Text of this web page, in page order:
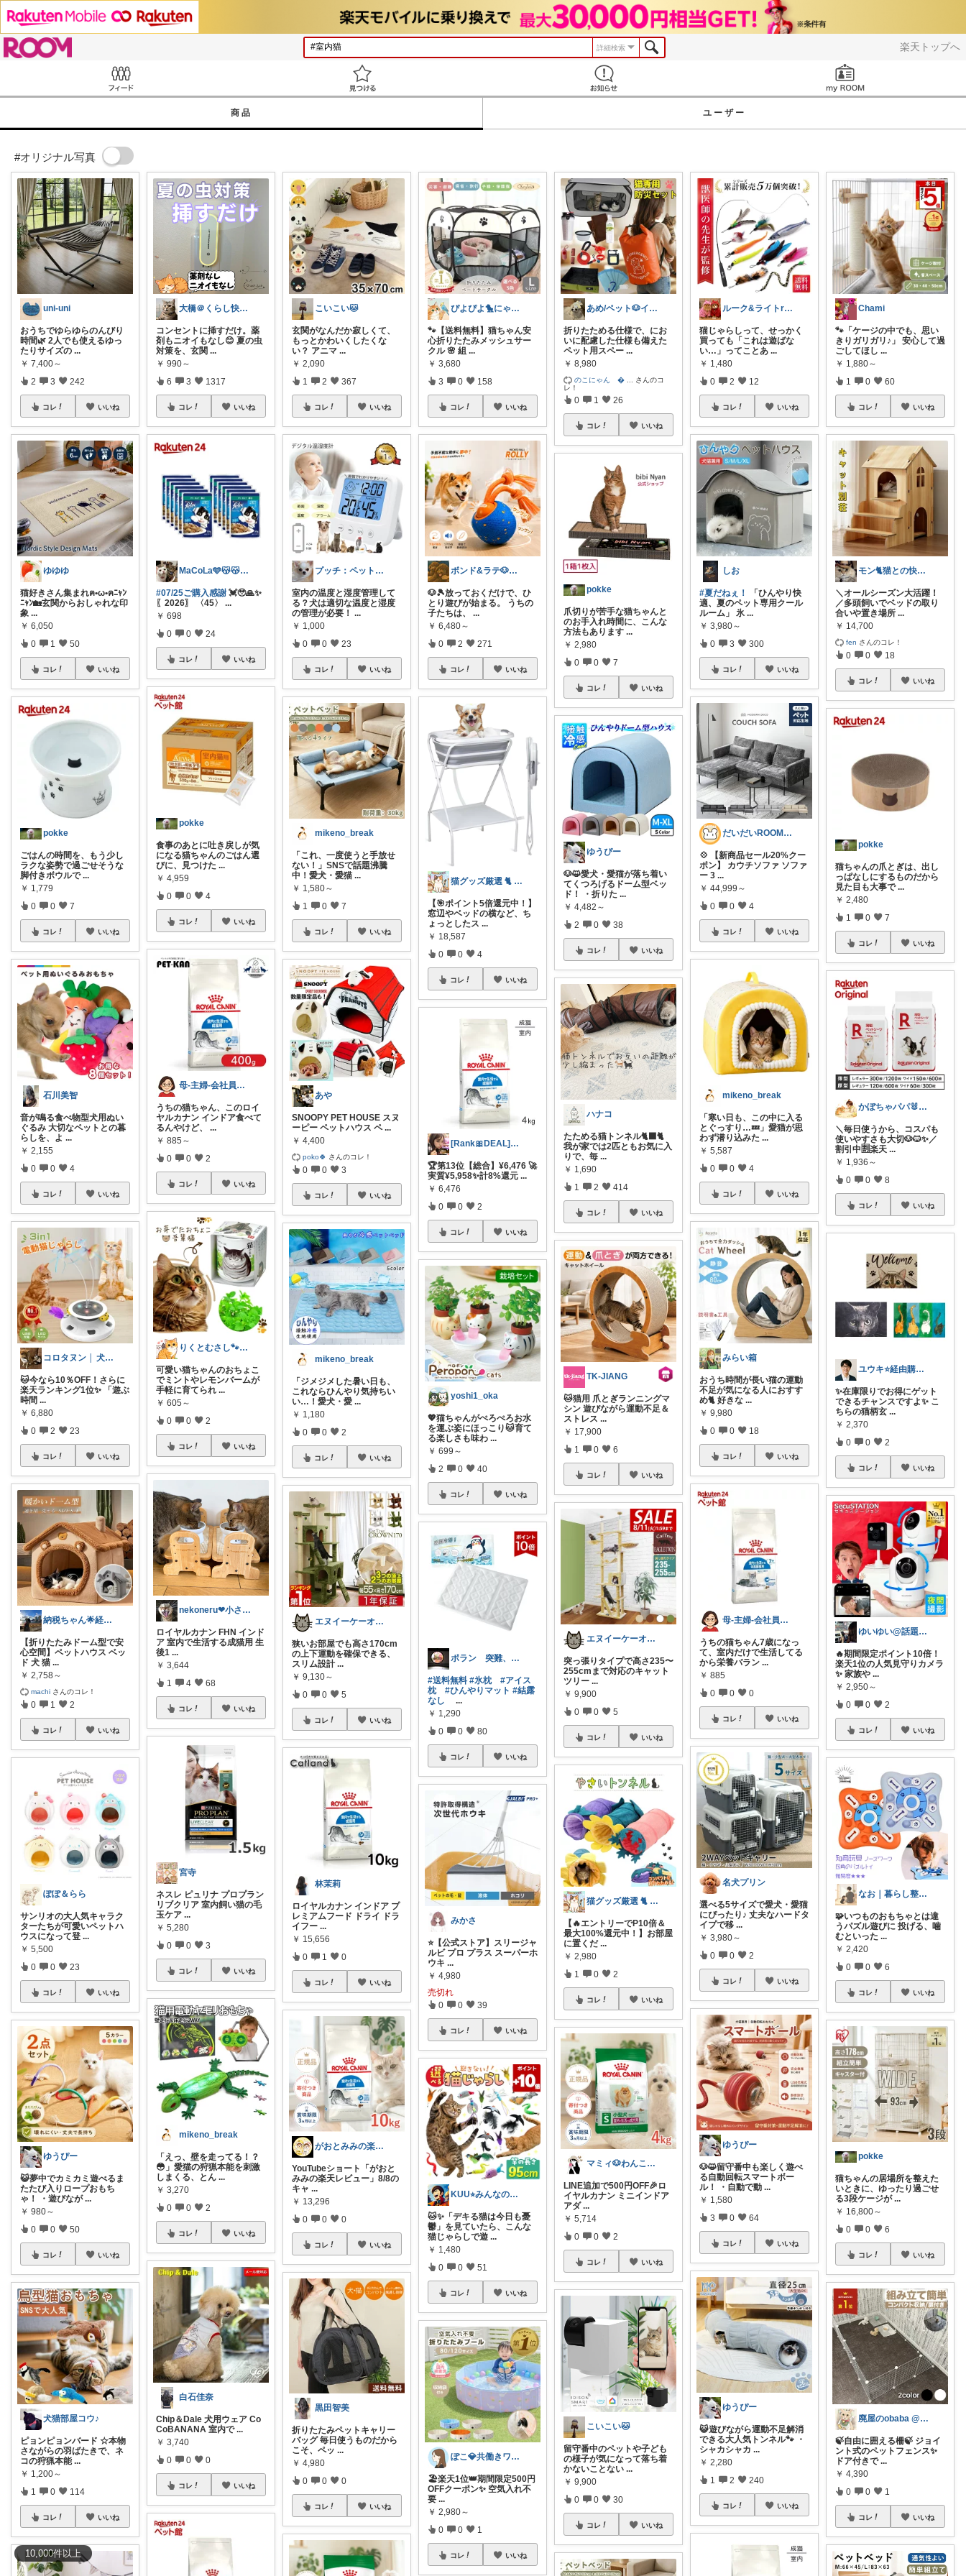
楽天トップへ
詳細検索
商品 ユーザー
#オリジナル写真
10,000件以上
uni-uni
おうちでゆらゆらのんびり
時間🌿 2人でも使えるゆっ
たりサイズの ...
￥ 7,400～
2 3 242
コレ いいね
ゆゆゆ
猫好きさん集まれฅ•ω•ฅﾆｬﾝ
ﾆｬﾝ🏡玄関からおしゃれな印
象 ...
￥ 6,050
0 1 50
コレ いいね
pokke
ごはんの時間を、もう少し
ラクな姿勢で過ごせそうな
脚付きボウルで ...
￥ 1,779
0 0 7
コレ いいね
石川美智
音が鳴る食べ物型犬用ぬい
ぐるみ 大切なペットとの暮
らしを、よ ...
￥ 2,155
0 0 4
コレ いいね
コロタヌン │ 犬猫アイテム
🐱今なら10％OFF！さらに
楽天ランキング1位✨ 「遊ぶ
時間 ...
￥ 6,880
0 2 23
コレ いいね
納税ちゃん🌟経由購入★
【折りたたみドーム型で安
心空間】ペットハウス ベッ
ド 犬 猫 ...
￥ 2,758～
machi さんのコレ！
0 1 2
コレ いいね
ぽぽ＆らら
サンリオの大人気キャラク
ターたちが可愛いペットハ
ウスになって登 ...
￥ 5,500
0 0 23
コレ いいね
ゆうぴー
😺夢中でカミカミ遊べるま
たたび入りロープおもち
ゃ！ ・遊びなが ...
￥ 980～
0 0 50
コレ いいね
犬猫部屋コウ♪
ピョンピョンバード ☆本物
さながらの羽ばたきで、ネ
コの狩猟本能 ...
￥ 1,200～
1 0 114
コレ いいね
大橋＠くらし快適LAB🌿
コンセントに挿すだけ。薬
剤もニオイもなし😊 夏の虫
対策を、玄関 ...
￥ 990～
6 3 1317
コレ いいね
MaCoLa🩵😽😽🩷②🫶✨
#07/25ご購入感謝 💓🥹🙏✨️
〖2026〗 〈45〉
...
￥ 698
0 0 24
コレ いいね
pokke
食事のあとに吐き戻しが気
になる猫ちゃんのごはん選
びに、見つけた ...
￥ 4,959
0 0 4
コレ いいね
母-主婦-会社員 おばちゃん
うちの猫ちゃん、このロイ
ヤルカナン インドア食べて
るんやけど、
...
￥ 885～
0 0 2
コレ いいね
りくとむさし🐾気になる雑貨を紹介🐈️
可愛い猫ちゃんのおちょこ
でミントやレモンバームが
手軽に育てられ ...
￥ 605～
0 0 2
コレ いいね
nekoneru❤︎小さなときめき探し
ロイヤルカナン FHN インド
ア 室内で生活する成猫用 生
後1 ...
￥ 3,644
1 4 68
コレ いいね
宮寺
ネスレ ピュリナ プロプラン
リブクリア 室内飼い猫の毛
玉ケア ...
￥ 5,280
0 0 3
コレ いいね
mikeno_break
「えっ、壁を走ってる！？
😳」愛猫の狩猟本能を刺激
しまくる、とん ...
￥ 3,270
0 0 2
コレ いいね
白石佳奈
Chip＆Dale 犬用ウェア Co
CoBANANA 室内で ...
￥ 3,740
0 0 0
コレ いいね
こいこい🐱
玄関がなんだか寂しくて、
もっとかわいくしたくな
い？ アニマ ...
￥ 2,090
1 2 367
コレ いいね
プッチ：ペット×暮らし
室内の温度と湿度管理して
る？犬は適切な温度と湿度
の管理が必要！ ...
￥ 1,000
0 0 23
コレ いいね
mikeno_break
「これ、一度使うと手放せ
ない！」SNSで話題沸騰
中！愛犬・愛猫 ...
￥ 1,580～
1 0 7
コレ いいね
あや
SNOOPY PET HOUSE スヌ
ーピー ペットハウス ペ ...
￥ 4,400
poko🍀 さんのコレ！
0 0 3
コレ いいね
mikeno_break
「ジメジメした暑い日も、
これならひんやり気持ちい
い…！愛犬・愛 ...
￥ 1,180
0 0 2
コレ いいね
エヌイーケーオー|webフリーランス|猫
狭いお部屋でも高さ170cm
の上下運動を確保できる、
スリム設計 ...
￥ 9,130～
0 0 5
コレ いいね
林茉莉
ロイヤルカナン インドア プ
レミアムフード ドライ ドラ
イフー ...
￥ 15,656
0 1 0
コレ いいね
がおとみみの楽天レビュー
YouTubeショート「がおと
みみの楽天レビュー」8/8の
キャ ...
￥ 13,296
0 0 0
コレ いいね
黒田智美
折りたたみペットキャリー
バッグ 毎日使うものだから
こそ、ペッ ...
￥ 4,980
0 0 0
コレ いいね
ぴよぴよ🐤にゃんにゃん🐾カニ金魚
🐾【送料無料】猫ちゃん安
心折りたたみメッシュサー
クル 🌸 組 ...
￥ 3,680
3 0 158
コレ いいね
ボンド&ラテ🐶経由購入感謝です🙇
🐶🎾放っておくだけで、ひ
とり遊びが始まる。 うちの
子たちは、
...
￥ 6,480～
0 2 271
コレ いいね
猫グッズ厳選 🐈 にゃん具市場 🌈
【🎯ポイント5倍還元中！】
窓辺やベッドの横など、ち
ょっとしたス ...
￥ 18,587
0 0 4
コレ いいね
[Rank🎀DEAL]毎日コレ＠ano
🏆第13位【総合】¥6,476 🚀
実質¥5,958✨計8%還元 ...
￥ 6,476
0 0 2
コレ いいね
yoshi1_oka
💖猫ちゃんがぺろぺろお水
を運ぶ姿にほっこり🐱育て
る楽しさも味わ ...
￥ 699～
2 0 40
コレ いいね
ポラン 突難、メニエール病で療養中
#送料無料 #氷枕
#アイス
枕
#ひんやりマット #結露
なし
...
￥ 1,290
0 0 80
コレ いいね
みかさ
⭐️【公式ストア】スリージャ
ルビ プロ プラス スーパーホ
ウキ ...
￥ 4,980
売切れ
0 0 39
コレ いいね
KUU⭐︎みんなの部屋
🐱✨「デキる猫は今日も憂
鬱」を見ていたら、こんな
猫じゃらしで遊 ...
￥ 1,480
0 0 51
コレ いいね
ぽこ💎共働きワーママでも整った暮らし
🏖️楽天1位👑期間限定500円
OFFクーポン✨ 空気入れ不
要 ...
￥ 2,980～
0 0 1
コレ いいね
あめ/ペット🐶インテリア🪑
折りたためる仕様で、にお
いに配慮した仕様も備えた
ペット用スペー ...
￥ 8,980
のこにゃん 
さんのコ
レ！
0 1 26
コレ いいね
pokke
爪切りが苦手な猫ちゃんと
のお手入れ時間に、こんな
方法もあります ...
￥ 2,980
0 0 7
コレ いいね
ゆうぴー
🐶😺愛犬・愛猫が落ち着い
てくつろげるドーム型ベッ
ド！ ・折りた ...
￥ 4,482～
2 0 38
コレ いいね
ハナコ
たためる猫トンネル🐈‍⬛🐈
我が家では2匹ともお気に入
りで、毎 ...
￥ 1,690
1 2 414
コレ いいね
TK-JIANG
🐱猫用 爪とぎランニングマ
シン 遊びながら運動不足＆
ストレス ...
￥ 17,900
1 0 6
コレ いいね
エヌイーケーオー|webフリーランス|猫
突っ張りタイプで高さ235〜
255cmまで対応のキャット
ツリー ...
￥ 9,900
0 0 5
コレ いいね
猫グッズ厳選 🐈 にゃん具市場 🌈
【🔥エントリーでP10倍＆
最大100%還元中！】お部屋
に置くだ ...
￥ 2,980
1 0 2
コレ いいね
マミィ🐶わんこと暮らす｜お得情報係
LINE追加で500円OFF🎉ロ
イヤルカナン ミニインドア
アダ ...
￥ 5,714
0 0 2
コレ いいね
こいこい🐱
留守番中のペットや子ども
の様子が気になって落ち着
かないことない ...
￥ 9,900
0 0 30
コレ いいね
ルーク&ライトroom
猫じゃらしって、せっかく
買っても「これは遊ばな
い…」ってことあ ...
￥ 1,480
0 2 12
コレ いいね
しお
#夏だねぇ！
「ひんやり快
適、夏のペット専用クール
ルーム」 氷 ...
￥ 3,980～
0 3 300
コレ いいね
だいだいROOM@整う暮らし｜インテリア
💠 【新商品セール20%クー
ポン】 カウチソファ ソファ
ー 3 ...
￥ 44,999～
0 0 4
コレ いいね
mikeno_break
「寒い日も、この中に入る
とぐっすり…💤」愛猫が思
わず潜り込みた ...
￥ 5,587
0 0 4
コレ いいね
みらい箱
おうち時間が長い猫の運動
不足が気になる人におすす
め🐈 好きな ...
￥ 9,980
0 0 18
コレ いいね
母-主婦-会社員 おばちゃん
うちの猫ちゃん7歳になっ
て、室内だけで生活してる
から栄養バラン ...
￥ 885
0 0 0
コレ いいね
名犬プリン
選べる5サイズで愛犬・愛猫
にぴったり♪ 丈夫なハードタ
イプで移 ...
￥ 3,980～
0 0 2
コレ いいね
ゆうぴー
🐶😺留守番中も楽しく遊べ
る自動回転スマートボー
ル！ ・自動で動 ...
￥ 1,580
3 0 64
コレ いいね
ゆうぴー
😺遊びながら運動不足解消
できる大人気トンネル🐾 ・
シャカシャカ ...
￥ 2,280
1 2 240
コレ いいね
Chami
🐾「ケージの中でも、思い
きりガリガリ♪」 安心して過
ごしてほし ...
￥ 1,880～
1 0 60
コレ いいね
モン🐈猫との快適な暮らし
＼オールシーズン大活躍！
／多頭飼いでベッドの取り
合いや置き場所 ...
￥ 14,700
fen さんのコレ！
0 0 18
コレ いいね
pokke
猫ちゃんの爪とぎは、出し
っぱなしにするものだから
見た目も大事で ...
￥ 2,480
1 0 7
コレ いいね
かぼちゃパパ🐰経由購入感謝です♪
＼毎日使うから、コスパも
使いやすさも大切🐶🐱✨／
割引中🈹楽天 ...
￥ 1,936～
0 0 8
コレ いいね
ユウキ⭐️経由購入感謝です！
✨在庫限りでお得にゲット
できるチャンスですよ✨ こ
ちらの猫柄玄 ...
￥ 2,370
0 0 2
コレ いいね
ゆいゆい@話題商品＆お得クーポン情報☘️
🔥期間限定ポイント10倍！
楽天1位の人気見守りカメラ
✨ 家族や ...
￥ 2,950～
0 0 2
コレ いいね
なお｜暮らし整えROOM｜犬もいます🐕
🧩いつものおもちゃとは違
うパズル遊びに 投げる、噛
むといった ...
￥ 2,420
0 0 6
コレ いいね
pokke
猫ちゃんの居場所を整えた
いときに、ゆったり過ごせ
る3段ケージが ...
￥ 16,800～
0 0 6
コレ いいね
廃屋のobaba @ 感謝🙏ほぼ朝コレ
🍃自由に囲える柵🍃 ジョイ
ント式のペットフェンス✨
ドア付きで ...
￥ 4,390
0 0 1
コレ いいね